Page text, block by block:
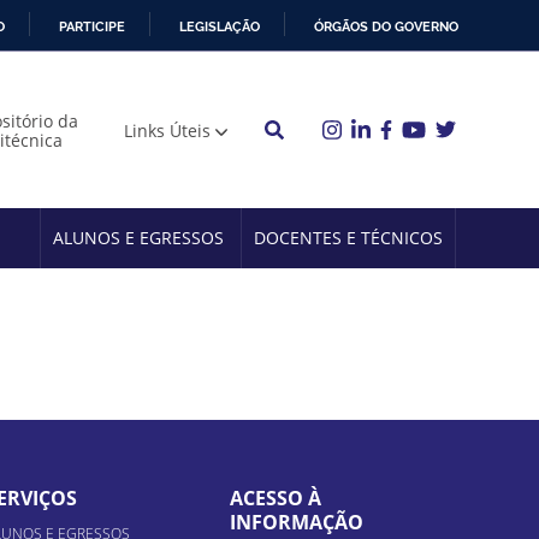
PARTICIPE LEGISLAÇÃO ÓRGÃOS DO GOVERNO
da
Links Úteis
ALUNOS E EGRESSOS DOCENTES E TÉCNICOS
E EGRESSOS
ACESSO À
INFORMAÇÃO